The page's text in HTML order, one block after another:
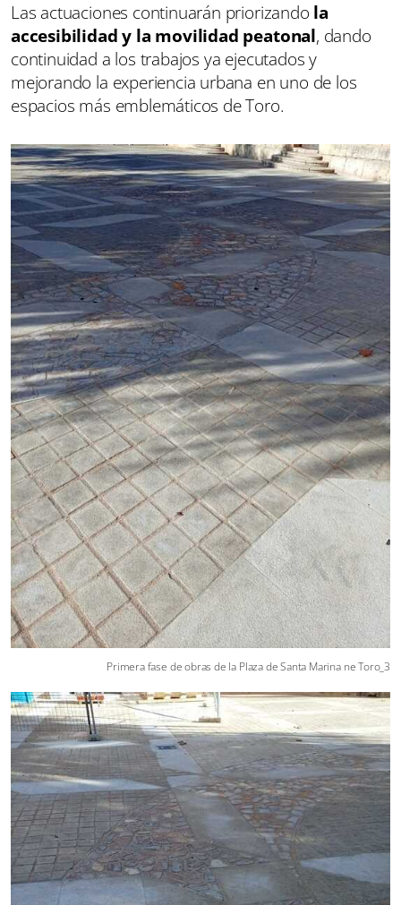
Las actuaciones continuarán priorizando la
accesibilidad y la movilidad peatonal, dando
continuidad a los trabajos ya ejecutados y
mejorando la experiencia urbana en uno de los
espacios más emblemáticos de Toro.
Primera fase de obras de la Plaza de Santa Marina ne Toro_3